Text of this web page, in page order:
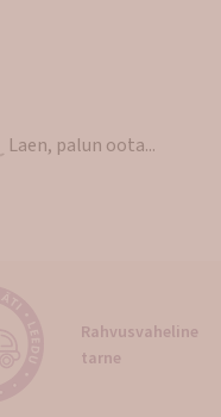
“Rosalyn”